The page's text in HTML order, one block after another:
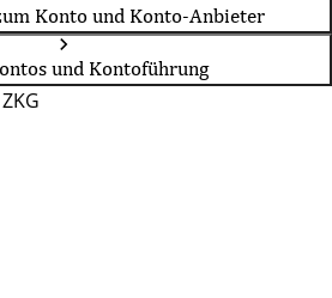
Konto und Konto-Anbieter
und Kontoführung